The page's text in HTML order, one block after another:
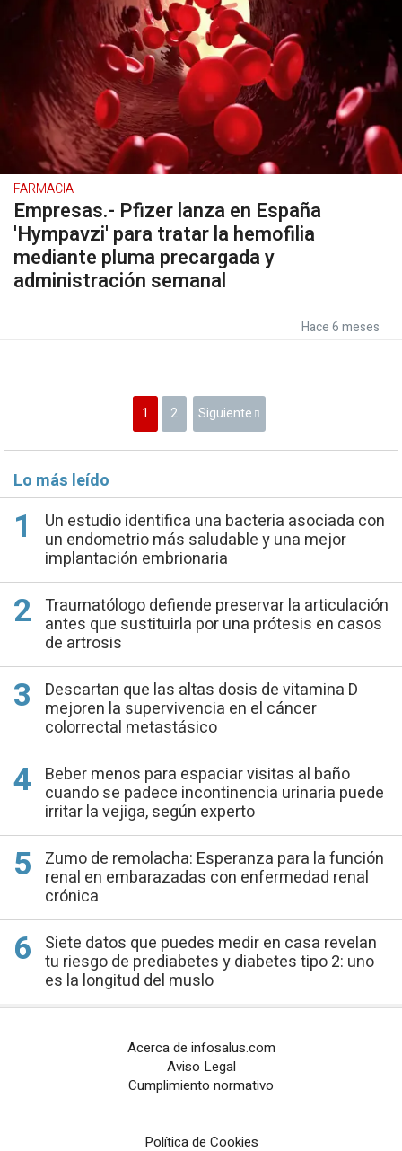
FARMACIA
Empresas.- Pfizer lanza en España
'Hympavzi' para tratar la hemofilia
mediante pluma precargada y
administración semanal
Hace 6 meses
1 2 Siguiente
Lo más leído
Un estudio identifica una bacteria asociada con
un endometrio más saludable y una mejor
implantación embrionaria
Traumatólogo defiende preservar la articulación
antes que sustituirla por una prótesis en casos
de artrosis
Descartan que las altas dosis de vitamina D
mejoren la supervivencia en el cáncer
colorrectal metastásico
Beber menos para espaciar visitas al baño
cuando se padece incontinencia urinaria puede
irritar la vejiga, según experto
Zumo de remolacha: Esperanza para la función
renal en embarazadas con enfermedad renal
crónica
Siete datos que puedes medir en casa revelan
tu riesgo de prediabetes y diabetes tipo 2: uno
es la longitud del muslo
Acerca de infosalus.com
Aviso Legal
Cumplimiento normativo
Política de Cookies